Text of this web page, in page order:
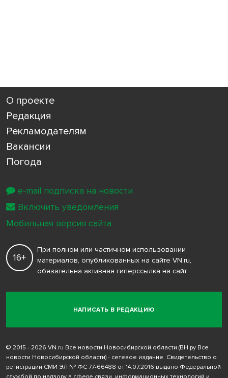
О проекте
Редакция
Рекламодателям
Вакансии
Погода
НАПИСАТЬ В РЕДАКЦИЮ
16+
При полном или частичном использовании
материалов, опубликованных на сайте VN.ru,
обязательна активная гиперссылка на сайт
© 2015 - 2026 VN.ru Все новости Новосибирской области (ВН.ру Все
новости Новосибирской области) - сетевое издание. Свидетельство о
регистрации СМИ ЭЛ № ФС 77-66488 от 14.07.2016 выдано Федеральной
e-mail подписка на новости
Включить уведомления
Мобильная версия сайта